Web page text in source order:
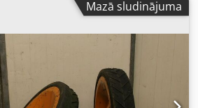
Mazā sludinājuma